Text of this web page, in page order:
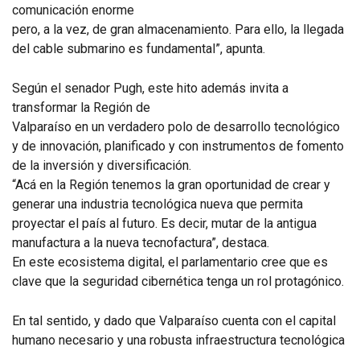
comunicación enorme
pero, a la vez, de gran almacenamiento. Para ello, la llegada
del cable submarino es fundamental”, apunta.
Según el senador Pugh, este hito además invita a
transformar la Región de
Valparaíso en un verdadero polo de desarrollo tecnológico
y de innovación, planificado y con instrumentos de fomento
de la inversión y diversificación.
“Acá en la Región tenemos la gran oportunidad de crear y
generar una industria tecnológica nueva que permita
proyectar el país al futuro. Es decir, mutar de la antigua
manufactura a la nueva tecnofactura”, destaca.
En este ecosistema digital, el parlamentario cree que es
clave que la seguridad cibernética tenga un rol protagónico.
En tal sentido, y dado que Valparaíso cuenta con el capital
humano necesario y una robusta infraestructura tecnológica